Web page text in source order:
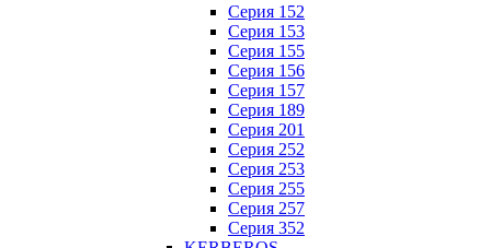
Серия 152
Серия 153
Серия 155
Серия 156
Серия 157
Серия 189
Серия 201
Серия 252
Серия 253
Серия 255
Серия 257
Серия 352